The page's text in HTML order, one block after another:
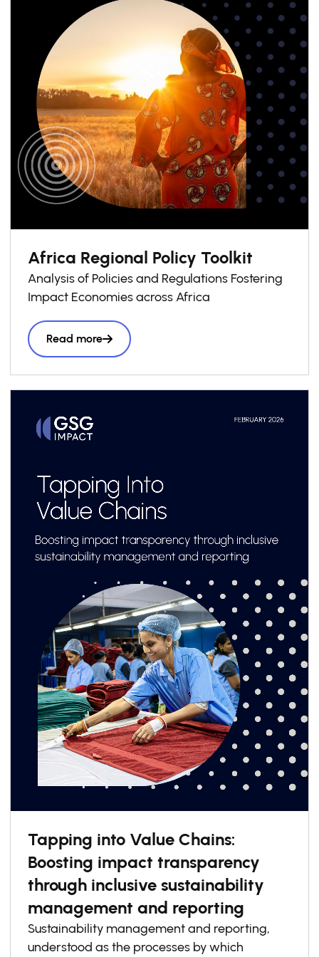
Africa Regional Policy Toolkit
Analysis of Policies and Regulations Fostering
Impact Economies across Africa
Read more
Tapping into Value Chains:
Boosting impact transparency
through inclusive sustainability
management and reporting
Sustainability management and reporting,
understood as the processes by which